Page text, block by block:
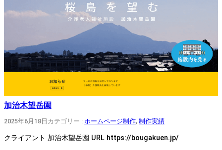
加治木望岳園
2025年6月18日 カテゴリー : ホームページ制作, 制作実績
クライアント 加治木望岳園 URL https://bougakuen.jp/